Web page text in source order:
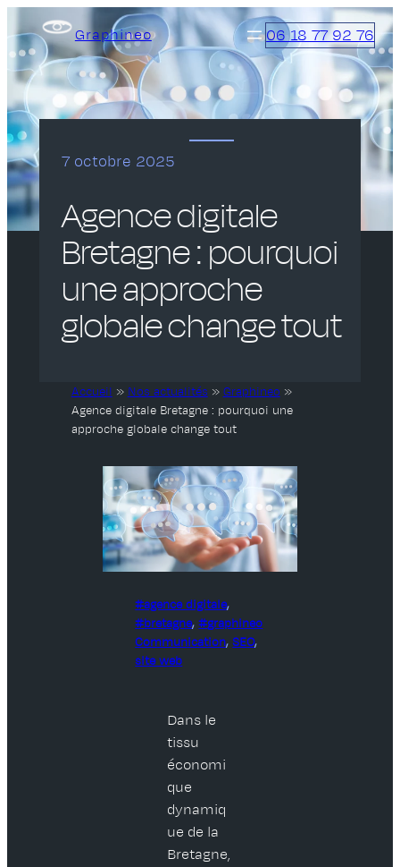
au
contenu
Graphineo 06 18 77 92 76
7 octobre 2025
Agence digitale
Bretagne : pourquoi
une approche
globale change tout
Accueil » Nos actualités » Graphineo »
Agence digitale Bretagne : pourquoi une
approche globale change tout
agence digitale
bretagne,
graphineo
Communication, SEO
site web
Dans le
tissu
économi
que
dynamiq
ue de la
Bretagne,